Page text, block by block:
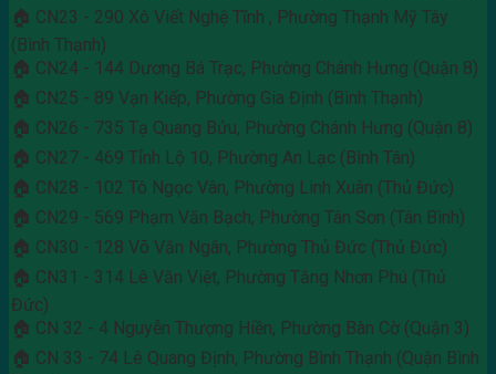
🏠 CN23 - 290 Xô Viết Nghệ Tĩnh , Phường Thạnh Mỹ Tây
(Bình Thạnh)
🏠 CN24 - 144 Dương Bá Trạc, Phường Chánh Hưng (Quận 8)
🏠 CN25 - 89 Vạn Kiếp, Phường Gia Định (Bình Thạnh)
🏠 CN26 - 735 Tạ Quang Bửu, Phường Chánh Hưng (Quận 8)
🏠 CN27 - 469 Tỉnh Lộ 10, Phường An Lạc (Bình Tân)
🏠 CN28 - 102 Tô Ngọc Vân, Phường Linh Xuân (Thủ Đức)
🏠 CN29 - 569 Phạm Văn Bạch, Phường Tân Sơn (Tân Bình)
🏠 CN30 - 128 Võ Văn Ngân, Phường Thủ Đức (Thủ Đức)
🏠 CN31 - 314 Lê Văn Việt, Phường Tăng Nhơn Phú (Thủ
Đức)
🏠 CN 32 - 4 Nguyễn Thượng Hiền, Phường Bàn Cờ (Quận 3)
🏠 CN 33 - 74 Lê Quang Định, Phường Bình Thạnh (Quận Bình